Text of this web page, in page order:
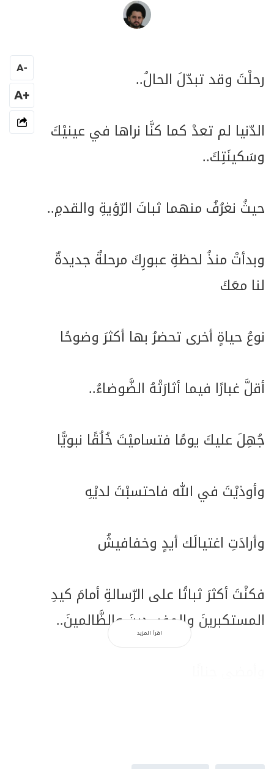
رحلْتَ وقد تبدّلَ الحالُ..
الدّنيا لم تعدْ كما كنَّا نراها في عينيْكَ
وسَكينَتِكَ..
حيثُ نغرُفُ منهما ثباتَ الرّؤيةِ والقدمِ..
وبدأتْ منذُ لحظةِ عبورِكَ مرحلةٌ جديدةٌ
لنا معَكَ
نوعُ حياةٍ أخرى تحضرُ بها أكثرَ وضوحًا
أقلَّ غبارًا فيما أثارَتْهُ الضَّوضاءُ..
جُهِلَ عليكَ يومًا فتساميْتَ خُلُقًا نبويًّا
وأوذيْتَ في الله فاحتسبْتَ لديْهِ
وأرادَتِ اغتيالَك أيدٍ وخفافيشُ
فكنْتَ أكثرَ ثباتًا على الرّسالةِ أمامَ كيدِ
المستكبرينَ والمفسدينَ والظَّالمينَ..
اقرأ المزيد
-
A
+A